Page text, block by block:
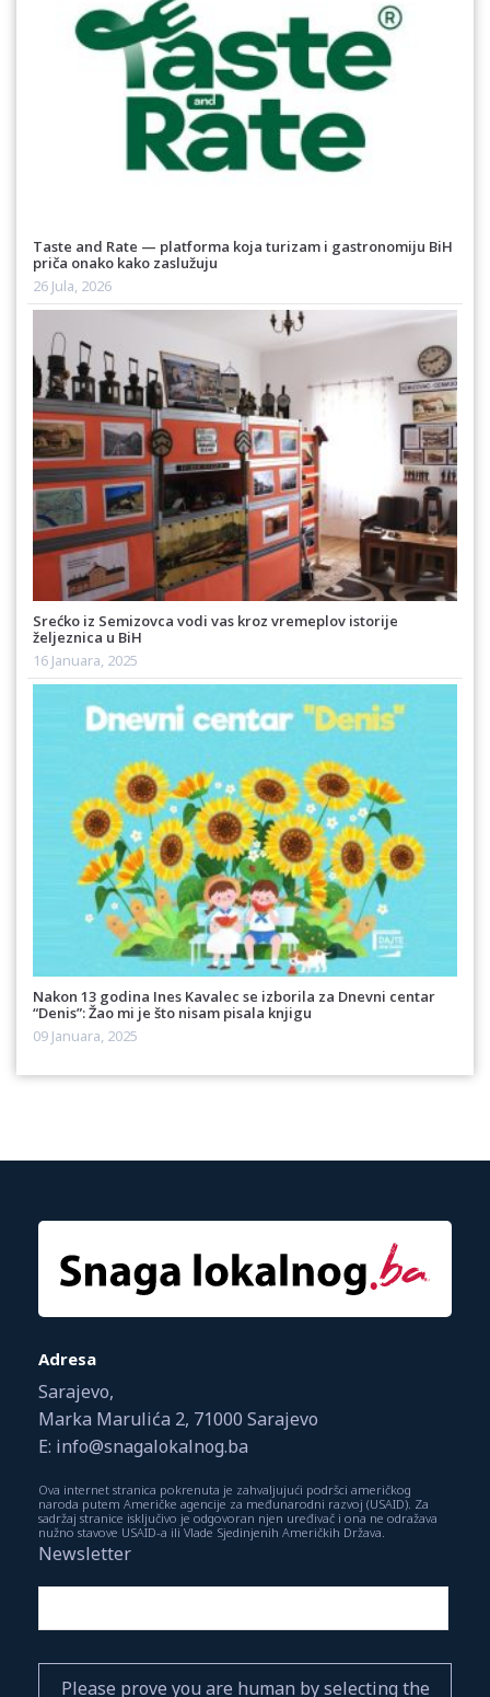
Taste and Rate — platforma koja turizam i gastronomiju BiH
priča onako kako zaslužuju
26 Jula, 2026
Srećko iz Semizovca vodi vas kroz vremeplov istorije
željeznica u BiH
16 Januara, 2025
Nakon 13 godina Ines Kavalec se izborila za Dnevni centar
“Denis”: Žao mi je što nisam pisala knjigu
09 Januara, 2025
Adresa
Sarajevo,
Marka Marulića 2, 71000 Sarajevo
E: info@snagalokalnog.ba
Ova internet stranica pokrenuta je zahvaljujući podršci američkog
naroda putem Američke agencije za međunarodni razvoj (USAID). Za
sadržaj stranice isključivo je odgovoran njen uređivač i ona ne odražava
nužno stavove USAID-a ili Vlade Sjedinjenih Američkih Država.
Newsletter
Please prove you are human by selecting the